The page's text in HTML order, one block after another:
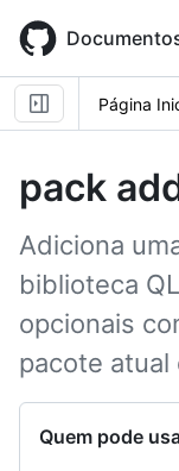
main
content
Página
pack
Adiciona
biblioteca
opcionais
pacote atual
Quem pode